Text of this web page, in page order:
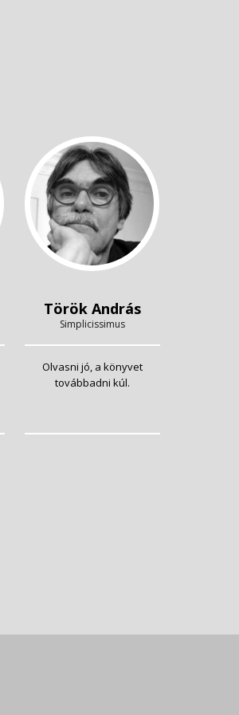
Török András
Simplicissimus
Olvasni jó, a könyvet
továbbadni kúl.